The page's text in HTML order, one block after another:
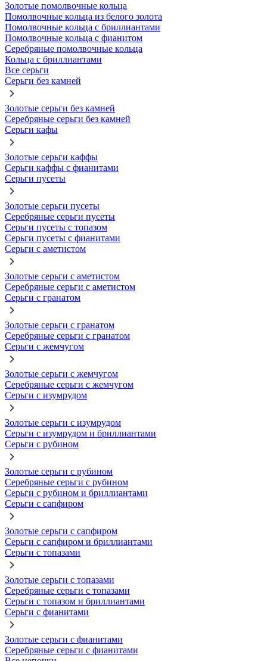
Золотые помолвочные кольца
Помолвочные кольца из белого золота
Помолвочные кольца с бриллиантами
Помолвочные кольца с фианитом
Серебряные помолвочные кольца
Кольца с бриллиантами
Все серьги
Серьги без камней
Золотые серьги без камней
Серебряные серьги без камней
Серьги кафы
Золотые серьги каффы
Серьги каффы с фианитами
Серьги пусеты
Золотые серьги пусеты
Серебряные серьги пусеты
Серьги пусеты с топазом
Серьги пусеты с фианитами
Серьги с аметистом
Золотые серьги с аметистом
Серебряные серьги с аметистом
Серьги с гранатом
Золотые серьги с гранатом
Серебряные серьги с гранатом
Серьги с жемчугом
Золотые серьги с жемчугом
Серебряные серьги с жемчугом
Серьги с изумрудом
Золотые серьги с изумрудом
Серьги с изумрудом и бриллиантами
Серьги с рубином
Золотые серьги с рубином
Серебряные серьги с рубином
Серьги с рубином и бриллиантами
Серьги с сапфиром
Золотые серьги с сапфиром
Серьги с сапфиром и бриллиантами
Серьги с топазами
Золотые серьги с топазами
Серебряные серьги с топазами
Серьги с топазом и бриллиантами
Серьги с фианитами
Золотые серьги с фианитами
Серебряные серьги с фианитами